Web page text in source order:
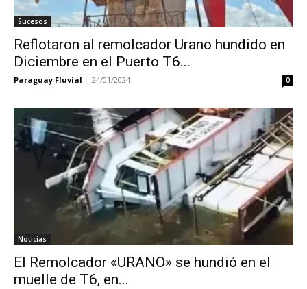
Sucesos
Reflotaron al remolcador Urano hundido en
Diciembre en el Puerto T6...
Paraguay Fluvial - 24/01/2024 0
Noticias
El Remolcador «URANO» se hundió en el
muelle de T6, en...